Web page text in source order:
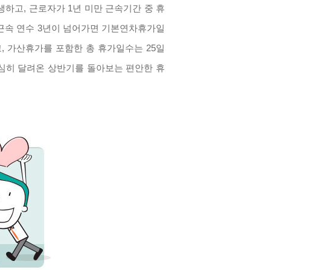
하고, 근로자가 1년 미만 근속기간 중 휴
연수 3년이 넘어가면 기본연차휴가일
가산휴가를 포함한 총 휴가일수는 25일
히 달려온 상반기를 돌아보는 편안한 휴